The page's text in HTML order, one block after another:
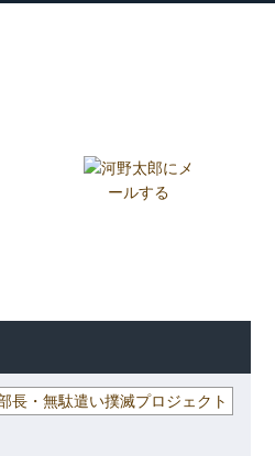
長・無駄遣い撲滅プロジェクト